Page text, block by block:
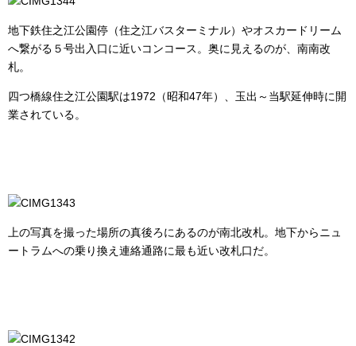
地下鉄住之江公園停（住之江バスターミナル）やオスカードリーム
へ繋がる５号出入口に近いコンコース。奥に見えるのが、南南改
札。
四つ橋線住之江公園駅は1972（昭和47年）、玉出～当駅延伸時に開
業されている。
上の写真を撮った場所の真後ろにあるのが南北改札。地下からニュ
ートラムへの乗り換え連絡通路に最も近い改札口だ。